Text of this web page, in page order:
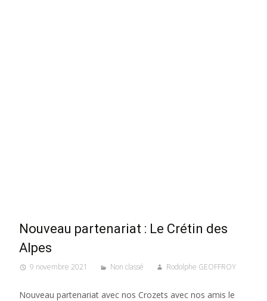
Nouveau partenariat : Le Crétin des
Alpes
9 novembre 2021 Non classé Rodolphe GEOFFROY
Nouveau partenariat avec nos Crozets avec nos amis le